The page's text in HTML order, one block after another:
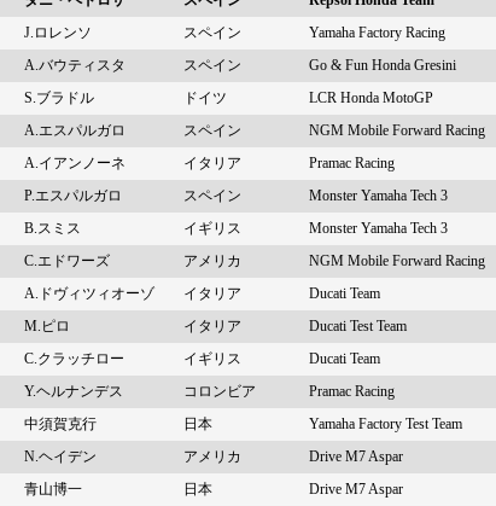
J.ロレンソ スペイン Yamaha Factory Racing
A.バウティスタ スペイン Go & Fun Honda Gresini
S.ブラドル ドイツ LCR Honda MotoGP
A.エスパルガロ スペイン NGM Mobile Forward Racing
A.イアンノーネ イタリア Pramac Racing
P.エスパルガロ スペイン Monster Yamaha Tech 3
B.スミス イギリス Monster Yamaha Tech 3
C.エドワーズ アメリカ NGM Mobile Forward Racing
A.ドヴィツィオーゾ イタリア Ducati Team
M.ピロ イタリア Ducati Test Team
C.クラッチロー イギリス Ducati Team
Y.ヘルナンデス コロンビア Pramac Racing
中須賀克行 日本 Yamaha Factory Test Team
N.ヘイデン アメリカ Drive M7 Aspar
青山博一 日本 Drive M7 Aspar